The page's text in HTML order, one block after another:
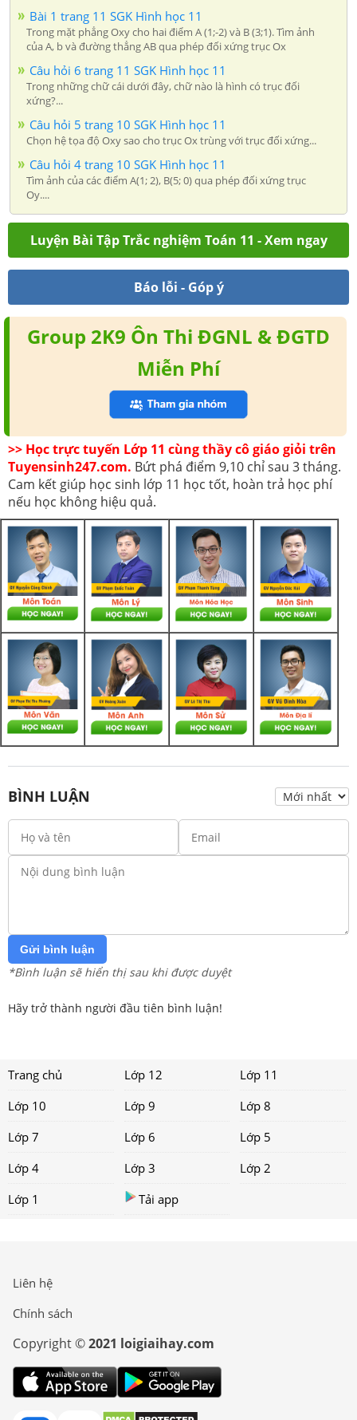
Bài 1 trang 11 SGK Hình học 11
Trong mặt phẳng Oxy cho hai điểm A (1;-2) và B (3;1). Tìm ảnh
của A, b và đường thẳng AB qua phép đối xứng trục Ox
Câu hỏi 6 trang 11 SGK Hình học 11
Trong những chữ cái dưới đây, chữ nào là hình có trục đối
xứng?...
Câu hỏi 5 trang 10 SGK Hình học 11
Chọn hệ tọa độ Oxy sao cho trục Ox trùng với trục đối xứng...
Câu hỏi 4 trang 10 SGK Hình học 11
Tìm ảnh của các điểm A(1; 2), B(5; 0) qua phép đối xứng trục
Oy....
Luyện Bài Tập Trắc nghiệm Toán 11 - Xem ngay
Báo lỗi - Góp ý
Group 2K9 Ôn Thi ĐGNL & ĐGTD
Miễn Phí
>> Học trực tuyến Lớp 11 cùng thầy cô giáo giỏi trên
Tuyensinh247.com. Bứt phá điểm 9,10 chỉ sau 3 tháng.
Cam kết giúp học sinh lớp 11 học tốt, hoàn trả học phí
nếu học không hiệu quả.
BÌNH LUẬN
Gửi bình luận
*Bình luận sẽ hiển thị sau khi được duyệt
Hãy trở thành người đầu tiên bình luận!
Trang chủ Lớp 12
Lớp 11
Lớp 10
Lớp 9
Lớp 8
Lớp 7
Lớp 6
Lớp 5
Lớp 4
Lớp 3
Lớp 2
Lớp 1
Tải app
Liên hệ
Chính sách
Copyright ©2021 loigiaihay.com